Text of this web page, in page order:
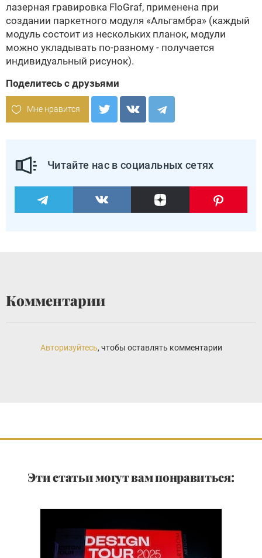
лазерная гравировка FloGraf, применена при
создании паркетного модуля «Альгамбра» (каждый
модуль состоит из нескольких планок, модули
можно укладывать по-разному - получается
индивидуальный рисунок).
Поделитесь с друзьями
Мне нравится
Читайте нас в социальных сетях
Комментарии
Авторизуйтесь, чтобы оставлять комментарии
Эти статьи могут вам понравиться: